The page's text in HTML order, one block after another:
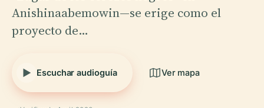
Anishinaabemowin—se erige como el
proyecto de…
Escuchar audioguía Ver mapa